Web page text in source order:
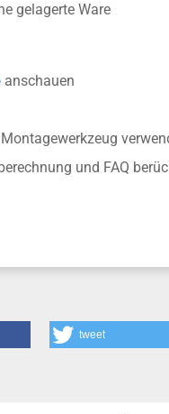
gelagerte Ware
anschauen
und FAQ
tweet